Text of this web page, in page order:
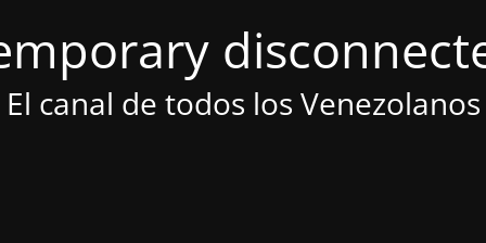
El canal de todos los Venezolanos